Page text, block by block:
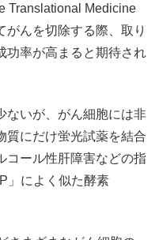
Translational Medicine
がんを切除する際、取り
功率が高まると期待され
ないが、がん細胞には非
質にだけ蛍光試薬を結合
コール性肝障害などの指
」によく似た酵素